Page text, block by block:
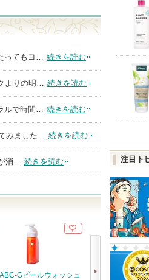
ってもヨ… 続きを読む
よりの明… 続きを読む
ルで時間… 続きを読む
みました… 続きを読む
消… 続きを読む
ABC-Gピールウォッシュ
ジェニフィック ア
注目ト